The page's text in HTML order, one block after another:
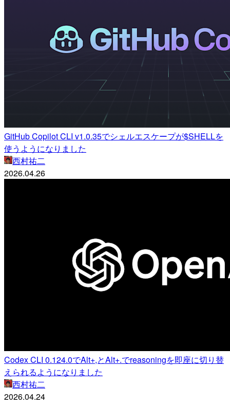
GitHub Copilot CLI v1.0.35でシェルエスケープが$SHELLを
使うようになりました
西村祐二
2026.04.26
Codex CLI 0.124.0でAlt+,とAlt+.でreasoningを即座に切り替
えられるようになりました
西村祐二
2026.04.24